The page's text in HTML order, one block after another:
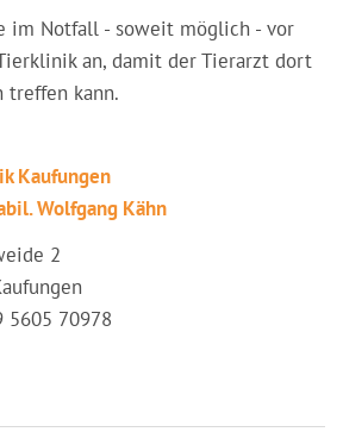
im Notfall - soweit möglich - vor
an, damit der Tierarzt dort
treffen kann.
Kaufungen
Wolfgang Kähn
2
5605 70978